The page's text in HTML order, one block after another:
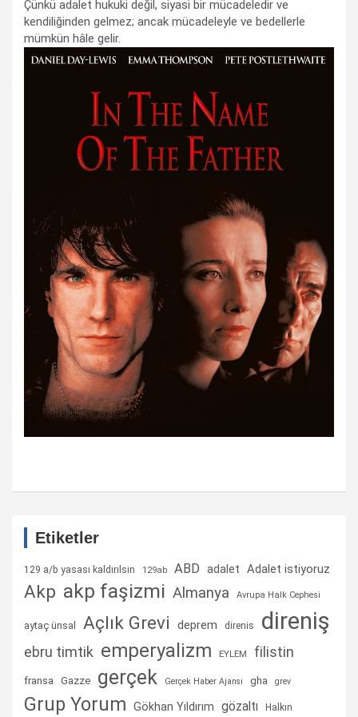
Çünkü adalet hukuki değil, siyasi bir mücadeledir ve
kendiliğinden gelmez; ancak mücadeleyle ve bedellerle
mümkün hâle gelir.
Etiketler
129 a/b yasası kaldırılsın 129ab ABD adalet Adalet istiyoruz
Akp akp faşizmi Almanya Avrupa Halk Cephesi
aytaç ünsal Açlık Grevi deprem direnis direniş
ebru timtik emperyalizm EYLEM filistin
fransa Gazze gerçek Gerçek Haber Ajansı gha grev
Grup Yorum Gökhan Yıldırım gözaltı
Halkın